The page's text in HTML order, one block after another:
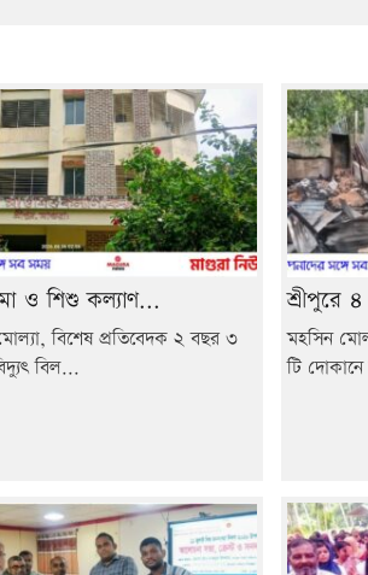
ও শিশু কল্যাণ...
বিশেষ প্রতিবেদক ২ বছর ৩
বিল...
শ্রীপুরে
মহসিন
টি দোকানে